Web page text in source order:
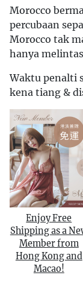
Morocco
percubaan
Morocco tak
hanya
Waktu penalti
kena tiang &
Enjoy Free
Shipping as a
Member from
Hong Kong and
Macao!